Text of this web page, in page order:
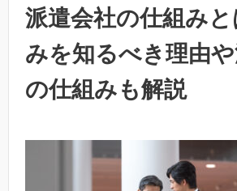
派遣会社の仕組みと
みを知るべき理由
の仕組みも解説